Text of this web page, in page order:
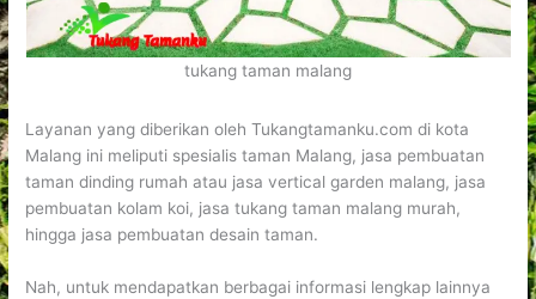
tukang taman malang
Layanan yang diberikan oleh Tukangtamanku.com di kota
Malang ini meliputi spesialis taman Malang, jasa pembuatan
taman dinding rumah atau jasa vertical garden malang, jasa
pembuatan kolam koi, jasa tukang taman malang murah,
hingga jasa pembuatan desain taman.
Nah, untuk mendapatkan berbagai informasi lengkap lainnya